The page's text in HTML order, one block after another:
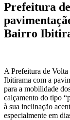
Prefeitura
Bairro
A Prefeitura de Volta
Ibitirama com a
para a mobilidade
calçamento do tipo
à sua inclinação
especialmente em